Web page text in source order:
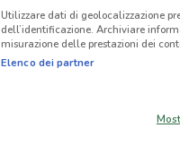
SOMMA
CÀSTANO PRIMO
Utilizzare dati di geolocalizzazione
dell’identificazione. Archiviare
misurazione delle prestazioni dei
Elenco dei partner